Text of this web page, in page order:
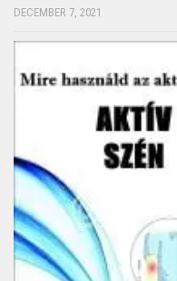
DECEMBER 7, 2021